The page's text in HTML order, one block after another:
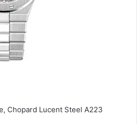
Chopard Lucent Steel A223